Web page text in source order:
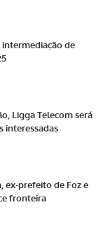
intermediação de
Ligga Telecom será
interessadas
ex-prefeito de Foz e
fronteira